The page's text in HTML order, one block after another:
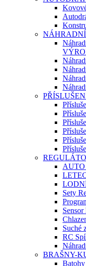
AUTO
Sety
Suché
RC
BRAŠNY-
Batohy